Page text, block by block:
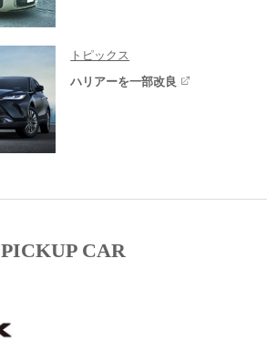
トピックス
ハリアーを一部改良
PICKUP CAR